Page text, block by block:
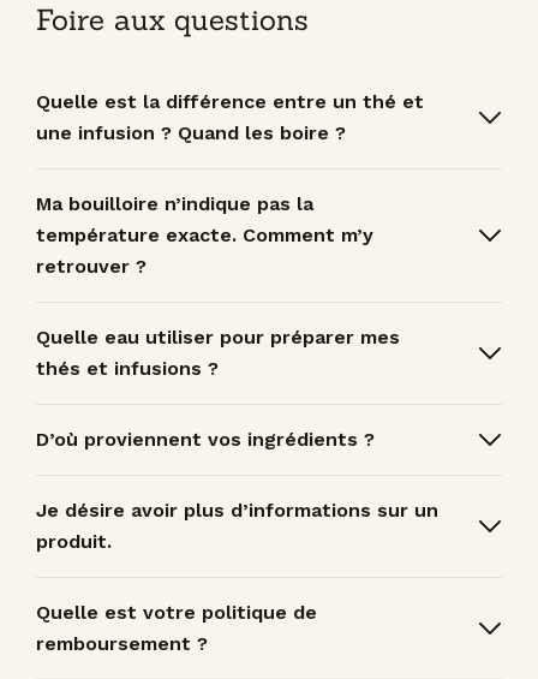
Foire aux questions
Quelle est la différence entre un thé et
une infusion ? Quand les boire ?
Ma bouilloire n’indique pas la
température exacte. Comment m’y
retrouver ?
Quelle eau utiliser pour préparer mes
thés et infusions ?
D’où proviennent vos ingrédients ?
Je désire avoir plus d’informations sur un
produit.
Quelle est votre politique de
remboursement ?